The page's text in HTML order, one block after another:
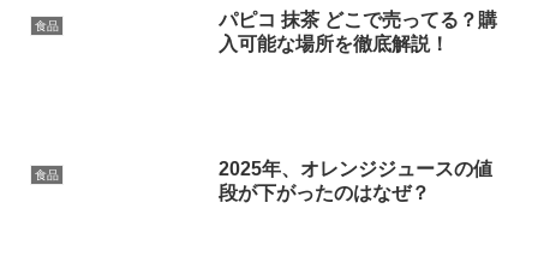
食品
パピコ 抹茶 どこで売ってる？購
入可能な場所を徹底解説！
食品
2025年、オレンジジュースの値
段が下がったのはなぜ？